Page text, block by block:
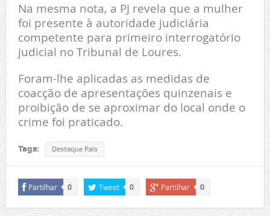
Na mesma nota, a PJ revela que a mulher
foi presente à autoridade judiciária
competente para primeiro interrogatório
judicial no Tribunal de Loures.
Foram-lhe aplicadas as medidas de
coacção de apresentações quinzenais e
proibição de se aproximar do local onde o
crime foi praticado.
Tags: Destaque País
Partilhar 0 Tweet 0 Partilhar 0